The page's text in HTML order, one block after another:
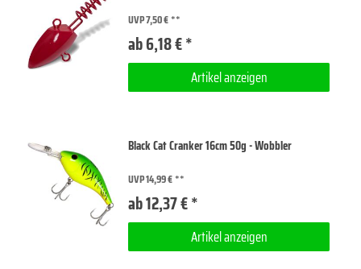
UVP 7,50 €
ab 6,18 € *
Artikel anzeigen
Black Cat Cranker 16cm 50g - Wobbler
UVP 14,99 €
ab 12,37 € *
Artikel anzeigen